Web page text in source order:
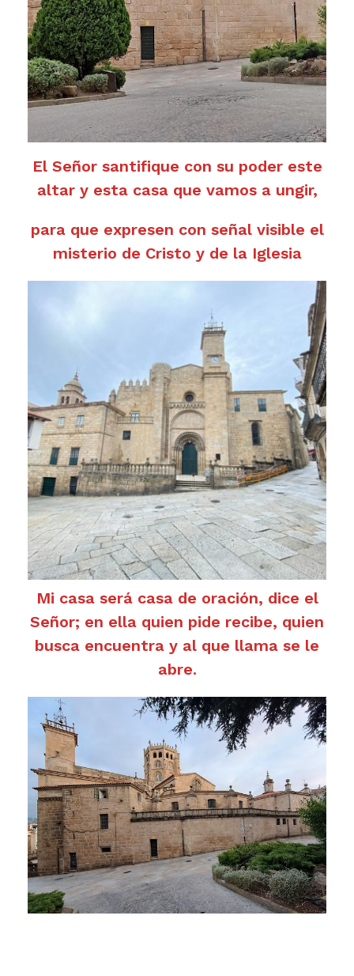
El Señor santifique con su poder este
altar y esta casa que vamos a ungir,
para que expresen con señal visible el
misterio de Cristo y de la Iglesia
Mi casa será casa de oración, dice el
Señor; en ella quien pide recibe, quien
busca encuentra y al que llama se le
abre.